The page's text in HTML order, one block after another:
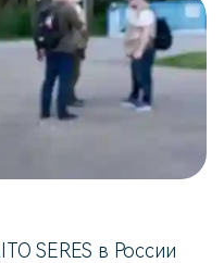
SERES в России